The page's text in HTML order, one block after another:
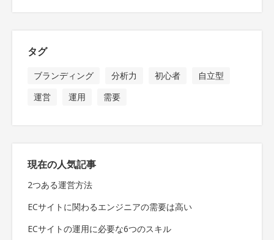
タグ
ブランディング 分析力 初心者
自立型
運営
運用 需要
現在の人気記事
2つある運営方法
ECサイトに関わるエンジニアの需要は高い
ECサイトの運用に必要な6つのスキル